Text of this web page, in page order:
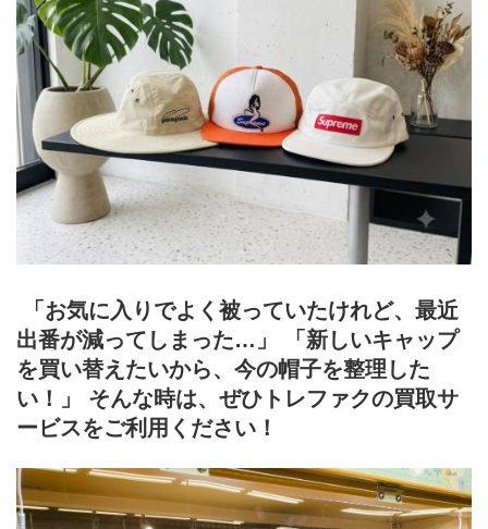
出番が減ってしまった…」 「新しいキャップ
を買い替えたいから、今の帽子を整理した
い！」 そんな時は、ぜひトレファクの買取サ
ービスをご利用ください！